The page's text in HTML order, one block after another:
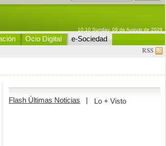
10:10 Sunday, 09 de August de 2026
Ocio Digital e-Sociedad
RSS
Flash Últimas Noticias | Lo + Visto